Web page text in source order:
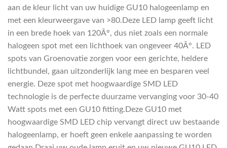
aan de kleur licht van uw huidige GU10 halogeenlamp en
met een kleurweergave van >80.Deze LED lamp geeft licht
in een brede hoek van 120Â°, dus niet zoals een normale
halogeen spot met een lichthoek van ongeveer 40Â°. LED
spots van Groenovatie zorgen voor een gerichte, heldere
lichtbundel, gaan uitzonderlijk lang mee en besparen veel
energie. Deze spot met hoogwaardige SMD LED
technologie is de perfecte duurzame vervanging voor 30-40
Watt spots met een GU10 fitting.Deze GU10 met
hoogwaardige SMD LED chip vervangt direct uw bestaande
halogeenlamp, er hoeft geen enkele aanpassing te worden